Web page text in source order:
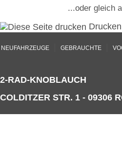
...oder gleich
Drucken
NEUFAHRZEUGE GEBRAUCHTE
2-RAD-KNOBLAUCH
COLDITZER STR. 1 - 09306